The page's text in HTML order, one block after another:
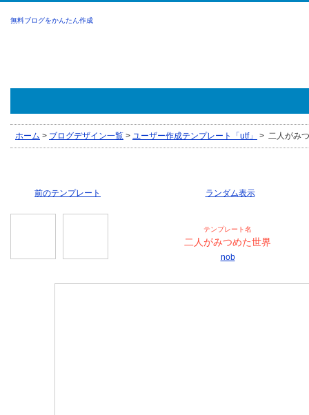
無料ブログをかんたん作成
ホーム > ブログデザイン一覧 > ユーザー作成テンプレート「utf」 > 二人がみ
前のテンプレート ランダム表示
テンプレート名
二人がみつめた世界
nob